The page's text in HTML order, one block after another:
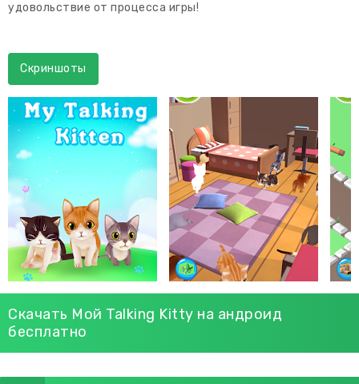
удовольствие от процесса игры!
Скриншоты
Скачать Мой Talking Kitty на андроид
бесплатно